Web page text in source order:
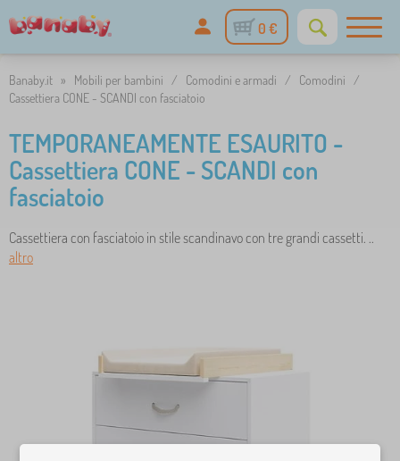
0 €
Banaby.it » Mobili per bambini / Comodini e armadi / Comodini
/
Cassettiera CONE - SCANDI con fasciatoio
TEMPORANEAMENTE ESAURITO -
Cassettiera CONE - SCANDI con
fasciatoio
Cassettiera con fasciatoio in stile scandinavo con tre grandi cassetti. ..
altro